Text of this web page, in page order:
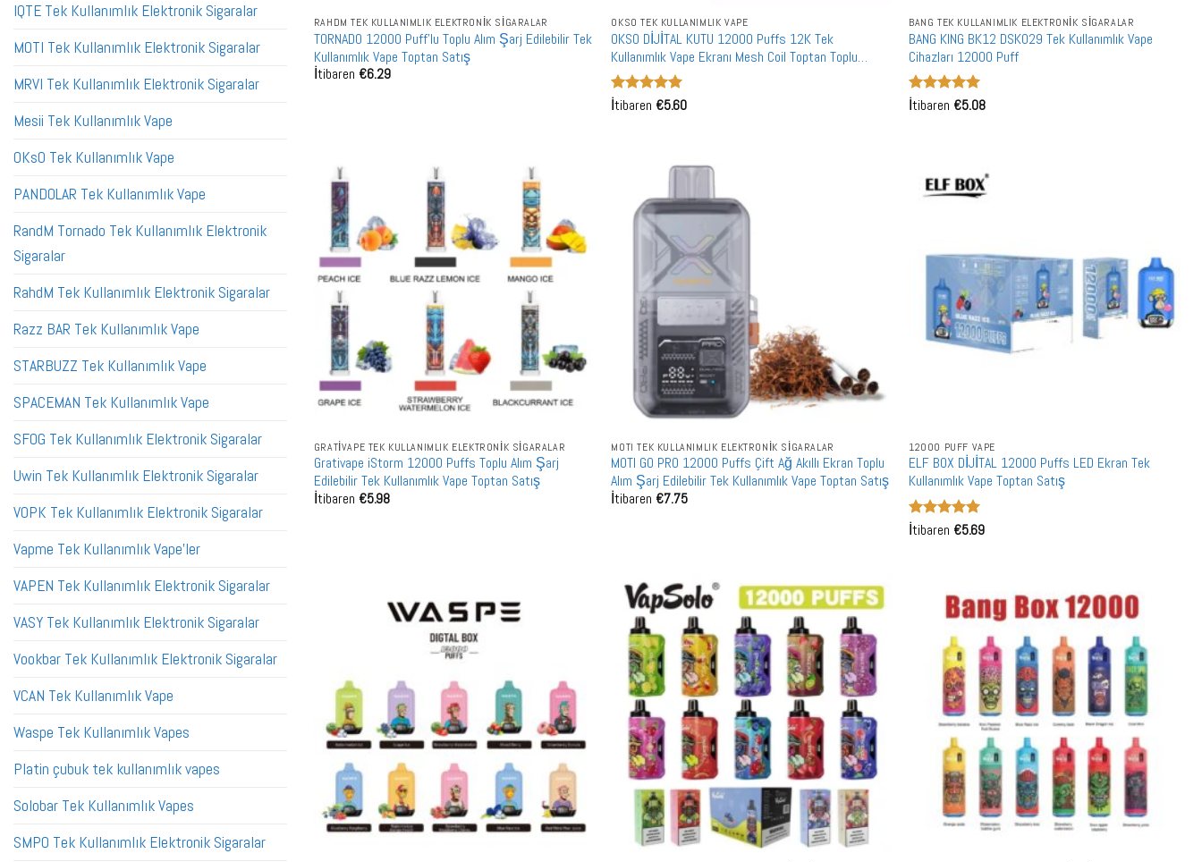
IQTE Tek Kullanımlık Elektronik Sigaralar
MOTI Tek Kullanımlık Elektronik Sigaralar
MRVI Tek Kullanımlık Elektronik Sigaralar
Mesii Tek Kullanımlık Vape
OKsO Tek Kullanımlık Vape
PANDOLAR Tek Kullanımlık Vape
RandM Tornado Tek Kullanımlık Elektronik
Sigaralar
RahdM Tek Kullanımlık Elektronik Sigaralar
Razz BAR Tek Kullanımlık Vape
STARBUZZ Tek Kullanımlık Vape
SPACEMAN Tek Kullanımlık Vape
SFOG Tek Kullanımlık Elektronik Sigaralar
Uwin Tek Kullanımlık Elektronik Sigaralar
VOPK Tek Kullanımlık Elektronik Sigaralar
Vapme Tek Kullanımlık Vape'ler
VAPEN Tek Kullanımlık Elektronik Sigaralar
VASY Tek Kullanımlık Elektronik Sigaralar
Vookbar Tek Kullanımlık Elektronik Sigaralar
VCAN Tek Kullanımlık Vape
Waspe Tek Kullanımlık Vapes
Platin çubuk tek kullanımlık vapes
Solobar Tek Kullanımlık Vapes
SMPO Tek Kullanımlık Elektronik Sigaralar
RAHDM TEK KULLANIMLIK ELEKTRONIK SIGARALAR
TORNADO 12000 Puff'lu Toplu Alım Şarj Edilebilir Tek
Kullanımlık Vape Toptan Satış
İtibaren €6.29
OKSO TEK KULLANIMLIK VAPE
OKSO DİJİTAL KUTU 12000 Puffs 12K Tek
Kullanımlık Vape Ekranı Mesh Coil Toptan Toplu
Alışveriş
5 üzerinden
İtibaren €5.60
BANG TEK KULLANIMLIK ELEKTRONIK SIGARALAR
BANG KING BK12 DSK029 Tek Kullanımlık Vape
Cihazları 12000 Puff
5 üzerinden
İtibaren €5.08
GRATIVAPE TEK KULLANIMLIK ELEKTRONIK SIGARALAR
Grativape iStorm 12000 Puffs Toplu Alım Şarj
Edilebilir Tek Kullanımlık Vape Toptan Satış
İtibaren €5.98
MOTI TEK KULLANIMLIK ELEKTRONIK SIGARALAR
MOTI GO PRO 12000 Puffs Çift Ağ Akıllı Ekran Toplu
Alım Şarj Edilebilir Tek Kullanımlık Vape Toptan Satış
İtibaren €7.75
12000 PUFF VAPE
ELF BOX DİJİTAL 12000 Puffs LED Ekran Tek
Kullanımlık Vape Toptan Satış
5 üzerinden
İtibaren €5.69